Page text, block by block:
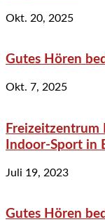
Okt. 20, 2025
Gutes Hören
Okt. 7, 2025
Indoor-Sport in
Juli 19, 2023
Gutes Hören